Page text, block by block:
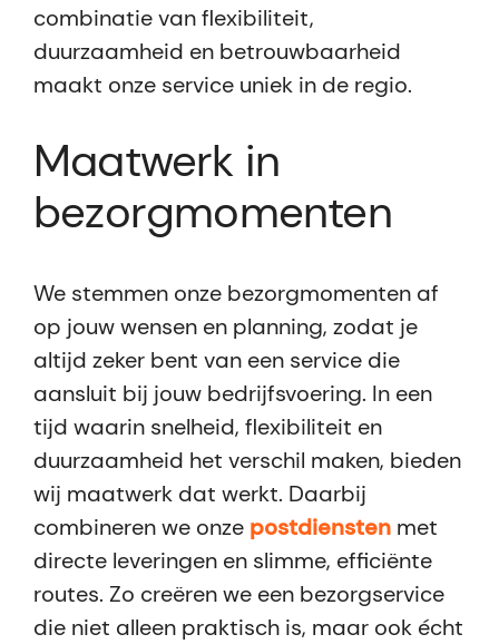
combinatie van flexibiliteit,
duurzaamheid en betrouwbaarheid
maakt onze service uniek in de regio.
Maatwerk in
bezorgmomenten
We stemmen onze bezorgmomenten af
op jouw wensen en planning, zodat je
altijd zeker bent van een service die
aansluit bij jouw bedrijfsvoering. In een
tijd waarin snelheid, flexibiliteit en
duurzaamheid het verschil maken, bieden
wij maatwerk dat werkt. Daarbij
combineren we onze postdiensten met
directe leveringen en slimme, efficiënte
routes. Zo creëren we een bezorgservice
die niet alleen praktisch is, maar ook écht